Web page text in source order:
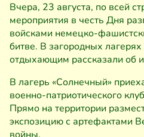
Вчера, 23 августа, по всей
мероприятия в честь Дня
войсками немецко-
битве. В загородных
отдыхающим рассказали об
В лагерь «Солнечный»
военно-патриотического
Прямо на территории
экспозицию с артефактами